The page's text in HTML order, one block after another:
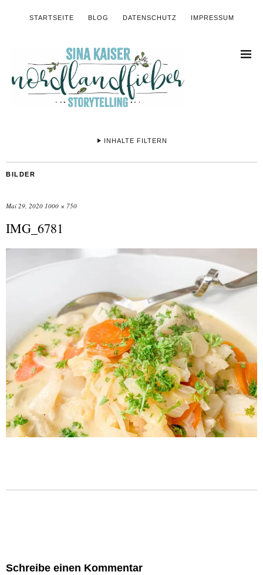
STARTSEITE BLOG DATENSCHUTZ IMPRESSUM
INHALTE FILTERN
BILDER
Mai 29, 2020 1000 × 750
IMG_6781
Schreibe einen Kommentar